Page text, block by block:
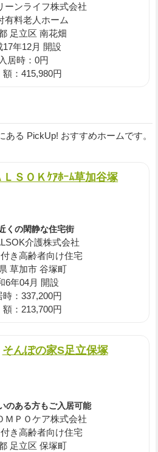
ーンライフ株式会社
有料老人ホーム
足立区 南花畑
17年12月 開設
入居時：0円
：415,980円
る PickUp! おすすめホームです。
ＬＳＯＫｹｱﾎｰﾑ草加谷塚
くの閑静な住宅街
介護株式会社
き高齢者向け住宅
草加市 谷塚町
6年04月 開設
時：337,200円
：213,700円
そんぽの家S足立保塚
のある方もご入居可能
ＭＰＯケア株式会社
き高齢者向け住宅
足立区 保塚町